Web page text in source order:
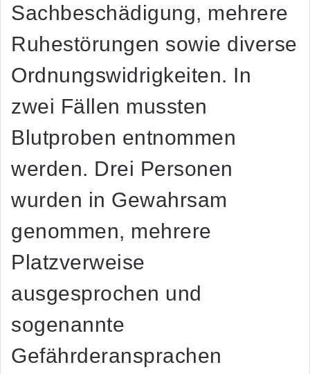
Sachbeschädigung, mehrere
Ruhestörungen sowie diverse
Ordnungswidrigkeiten. In
zwei Fällen mussten
Blutproben entnommen
werden. Drei Personen
wurden in Gewahrsam
genommen, mehrere
Platzverweise
ausgesprochen und
sogenannte
Gefährderansprachen